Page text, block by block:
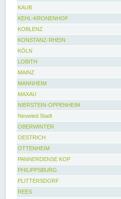
KAUB
KEHL-KRONENHOF
KOBLENZ
KONSTANZ-RHEIN
KÖLN
LOBITH
MAINZ
MANNHEIM
MAXAU
NIERSTEIN-OPPENHEIM
Neuwied Stadt
OBERWINTER
OESTRICH
OTTENHEIM
PANNERDENSE KOP
PHILIPPSBURG
PLITTERSDORF
REES